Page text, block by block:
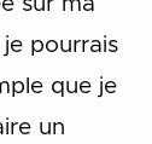
pourrais
que je
un